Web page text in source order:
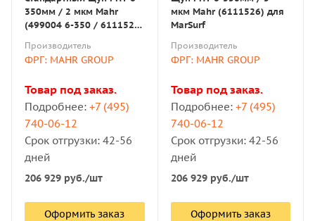
350мм / 2 мкм Mahr
(499004 6-350 / 6111520)
Производитель
ФРГ: MAHR GROUP
Товар под заказ.
Подробнее: +7 (495)
740-06-12
Срок отгрузки: 42-56
дней
206 929 руб./шт
Оформить заказ
мкм Mahr (6111526) для
MarSurf
Производитель
ФРГ: MAHR GROUP
Товар под заказ.
Подробнее: +7 (495)
740-06-12
Срок отгрузки: 42-56
дней
206 929руб./шт
Оформить заказ